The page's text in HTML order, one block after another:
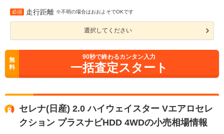
必須 走行距離 ※不明の場合はおおよそでOKです
選択してください
無
料
90秒で終わるカンタン入力
一括査定スタート
セレナ(日産) 2.0 ハイウェイスター Vエアロセレ
クション プラスナビHDD 4WDの小売相場情報